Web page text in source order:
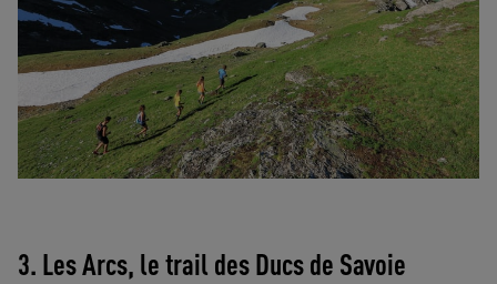
3. Les Arcs, le trail des Ducs de Savoie